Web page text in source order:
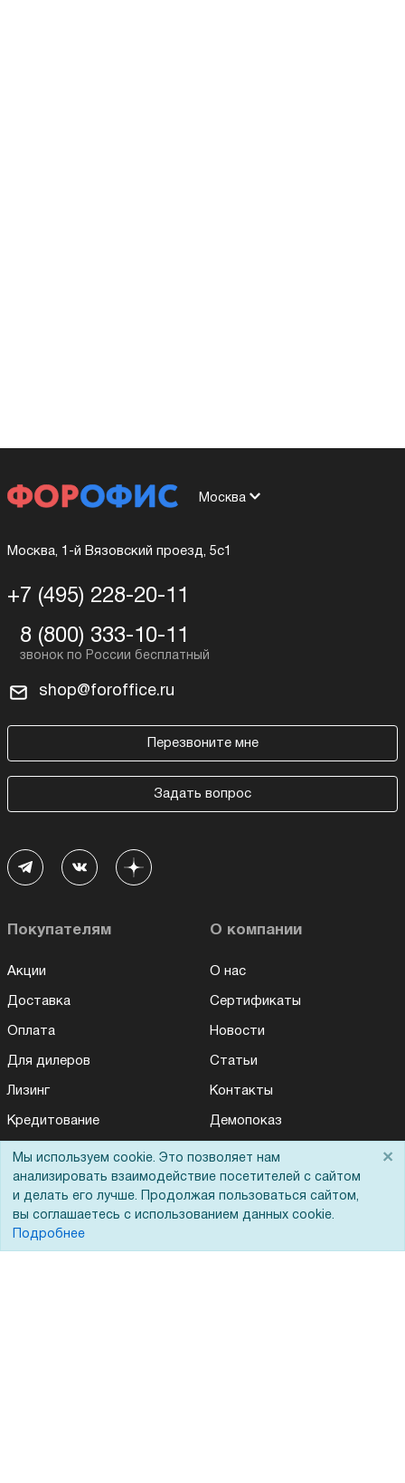
Москва
Москва, 1-й Вязовский проезд, 5с1
+7 (495) 228-20-11
8 (800) 333-10-11
shop@foroffice.ru
Перезвоните мне
Задать вопрос
Покупателям
Акции
Доставка
Оплата
Для дилеров
Лизинг
Кредитование
Госучреждениям
Тендеры
Бренды
ЭДО
О компании
О нас
Сертификаты
Новости
Статьи
Контакты
Демопоказ
Мы используем cookie. Это позволяет нам
анализировать взаимодействие посетителей с сайтом
и делать его лучше. Продолжая пользоваться сайтом,
вы соглашаетесь с использованием данных cookie.
Подробнее
×